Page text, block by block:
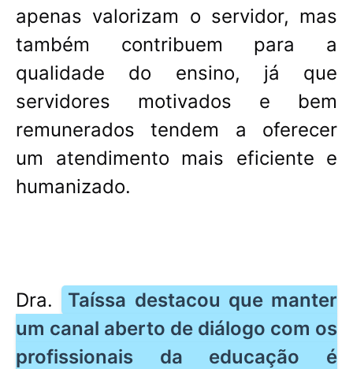
apenas valorizam o servidor, mas
também contribuem para a
qualidade do ensino, já que
servidores motivados e bem
remunerados tendem a oferecer
um atendimento mais eficiente e
humanizado.
Dra.
Taíssa destacou que manter
um canal aberto de diálogo com os
profissionais da educação é